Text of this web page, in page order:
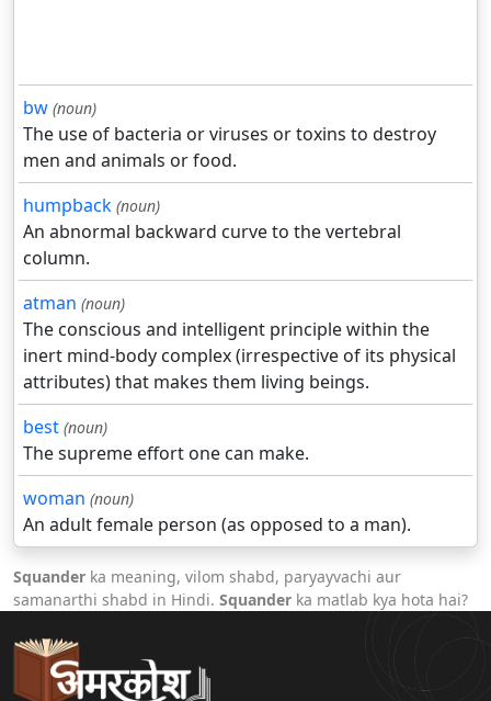
bw (noun)
The use of bacteria or viruses or toxins to destroy
men and animals or food.
humpback (noun)
An abnormal backward curve to the vertebral
column.
atman (noun)
The conscious and intelligent principle within the
inert mind-body complex (irrespective of its physical
attributes) that makes them living beings.
best (noun)
The supreme effort one can make.
woman (noun)
An adult female person (as opposed to a man).
Squander ka meaning, vilom shabd, paryayvachi aur
samanarthi shabd in Hindi. Squander ka matlab kya hota hai?